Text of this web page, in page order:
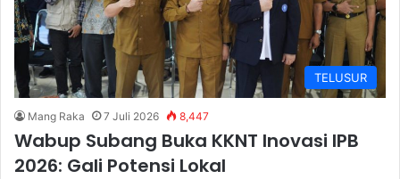
TELUSUR
Mang Raka 7 Juli 2026 8,447
Wabup Subang Buka KKNT Inovasi IPB
2026: Gali Potensi Lokal